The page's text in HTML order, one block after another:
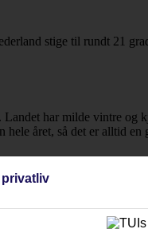
stige til rundt 21
har milde vintre og
året, så det er alltid